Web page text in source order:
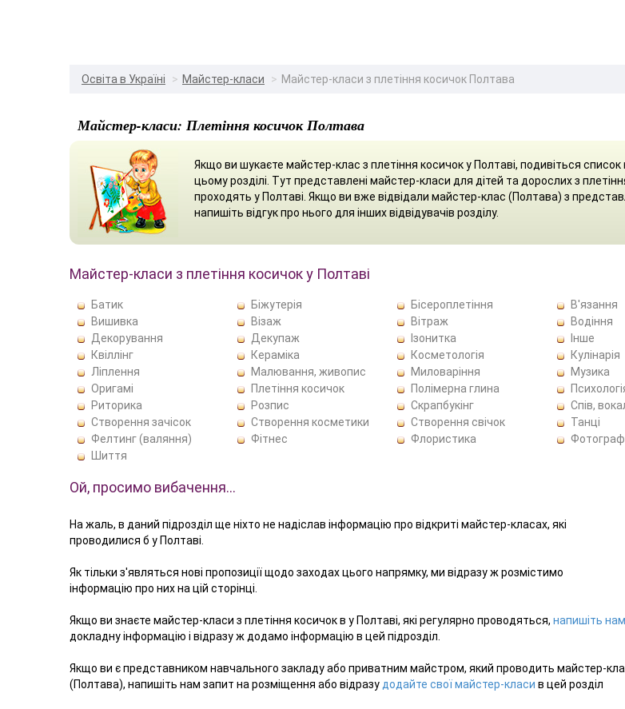
Освіта в Україні Майстер-класи Майстер-класи з плетіння косичок Полтава
Майстер-класи: Плетіння косичок Полтава
Якщо ви шукаєте майстер-клас з плетіння косичок у Полтаві, подивіться
цьому розділі. Тут представлені майстер-класи для дітей та дорослих з
проходять у Полтаві. Якщо ви вже відвідали майстер-клас (Полтава) з
напишіть відгук про нього для інших відвідувачів розділу.
Майстер-класи з плетіння косичок у Полтаві
Батик Біжутерія Бісероплетіння
В'язання
Вишивка
Візаж Вітраж
Водіння
Декорування
Декупаж Ізонитка
Інше
Квіллінг
Кераміка Косметологія
Кулінарія
Ліплення
Малювання, живопис Миловаріння
Музика
Оригамі
Плетіння косичок Полімерна глина
Риторика
Розпис Скрапбукінг
Спів,
Створення зачісок
Створення косметики Створення свічок
Танці
Фелтинг (валяння)
Фітнес Флористика
Шиття
Ой, просимо вибачення…
На жаль, в даний підрозділ ще ніхто не надіслав інформацію про відкриті майстер-класах, які
проводилися б у Полтаві.
Як тільки з'являться нові пропозиції щодо заходах цього напрямку, ми відразу ж розмістимо
інформацію про них на цій сторінці.
Якщо ви знаєте майстер-класи з плетіння косичок в у Полтаві, які регулярно проводяться, напишіть нам
докладну інформацію і відразу ж додамо інформацію в цей підрозділ.
Якщо ви є представником навчального закладу або приватним майстром, який проводить майстер-
(Полтава), напишіть нам запит на розміщення або відразу додайте свої майстер-класи в цей розділ